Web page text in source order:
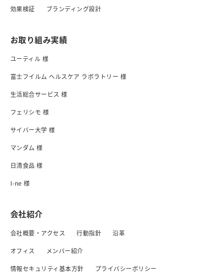
効果検証 ブランディング設計
お取り組み実績
ユーティル 様
富士フイルム ヘルスケア ラボラトリー 様
生活総合サービス 様
フェリシモ 様
サイバー大学 様
マンダム 様
日清食品 様
I-ne 様
会社紹介
会社概要・アクセス 行動指針 沿革
オフィス メンバー紹介
情報セキュリティ基本方針 プライバシーボリシー